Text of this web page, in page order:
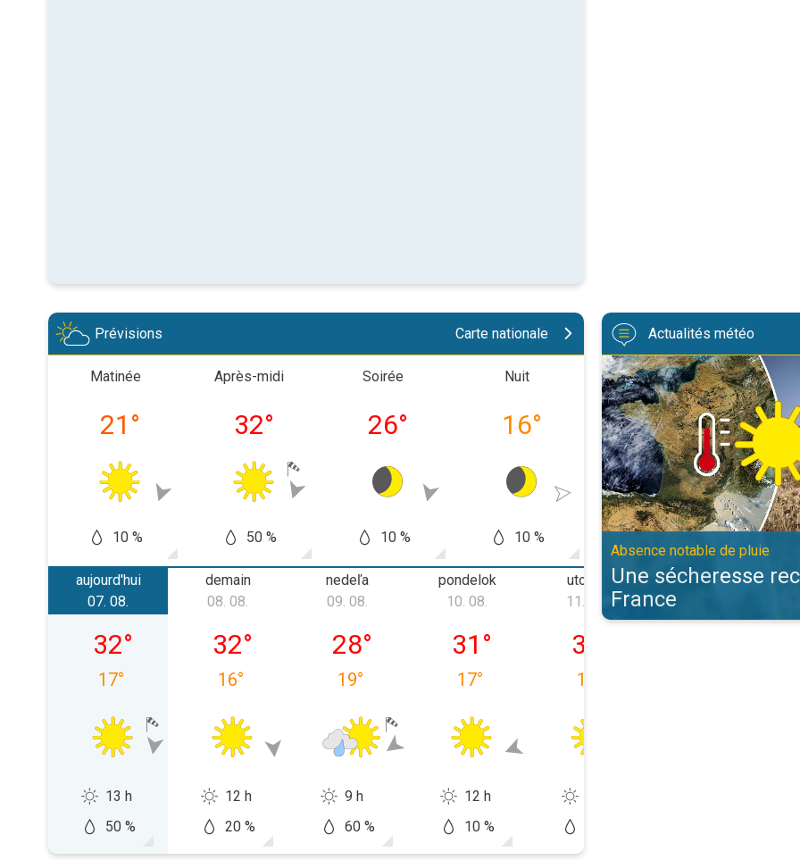
Prévisions Carte nationale
Matinée
21 °
10 %
Après-midi
32°
50 %
Soirée
26°
10 %
Nuit
16°
10 %
Matinée
21°
10 %
Après-
32
aujourd'hui
piatok 07. 08.
07. 08.
32°
17°
13 h
50 %
demain
sobota 08. 08.
08. 08.
32°
16°
12 h
20 %
nedeľa
nedeľa 09. 08.
09. 08.
28°
19°
9 h
60 %
pondelok
pondelok 10. 08.
10. 08.
31 °
17°
12 h
10 %
utorok
utorok 11. 08.
11. 08.
31
16
streda
Actualités météo
Une sécheresse record en
Absence notable de pluie
Une sécheresse
France